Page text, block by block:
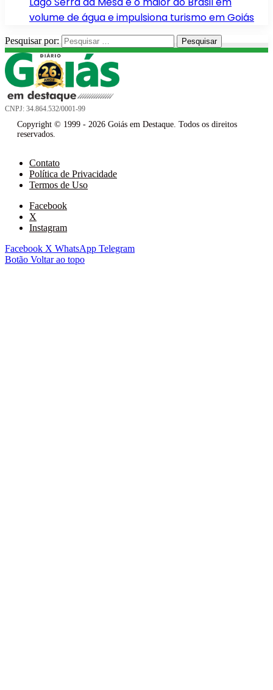
volume de água e impulsiona turismo em Goiás
Pesquisar por:
CNPJ: 34.864.532/0001-99
Copyright © 1999 - 2026 Goiás em Destaque. Todos os direitos
reservados.
Contato
Política de Privacidade
Termos de Uso
Facebook
X
Instagram
Facebook X WhatsApp Telegram
Botão Voltar ao topo